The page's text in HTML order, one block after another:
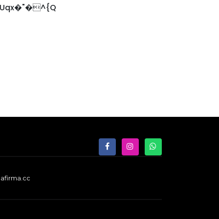
afirma.cc